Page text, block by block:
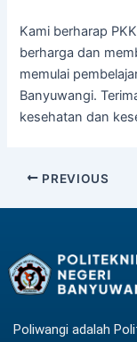
Kami berharap
berharga dan
memulai
Banyuwangi.
kesehatan dan
PREVIOUS
Poliwangi adalah